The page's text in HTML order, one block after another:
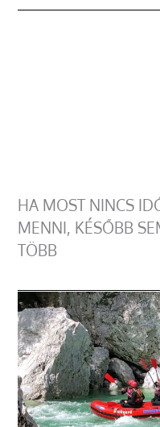
HA MOST NINCS
MENNI, KÉSŐBB
TÖBB